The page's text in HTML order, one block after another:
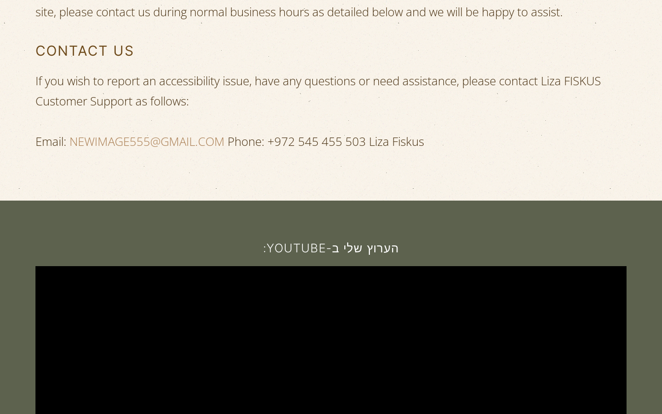
site, please contact us during normal business hours as detailed below and we will be happy to assist.
CONTACT US
If you wish to report an accessibility issue, have any questions or need assistance, please contact Liza FISKUS
Customer Support as follows:
Email: NEWIMAGE555@GMAIL.COM Phone: +972 545 455 503 Liza Fiskus
הערוץ שלי ב-YOUTUBE: